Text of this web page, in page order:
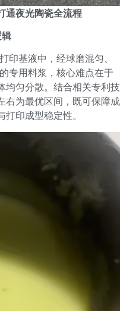
通夜光陶瓷全流程
辑
印基液中，经球磨混匀、
专用料浆，核心难点在于
均匀分散。结合相关专利技
右为最优区间，既可保障成
印成型稳定性。